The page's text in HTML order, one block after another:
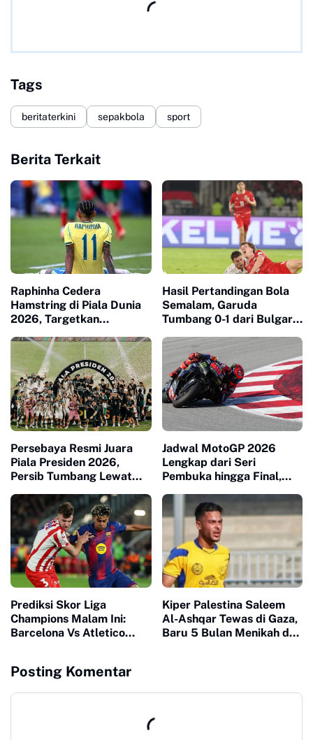
Tags
beritaterkini sepakbola sport
Berita Terkait
Raphinha Cedera
Hamstring di Piala Dunia
2026, Targetkan
Besar
Hasil Pertandingan Bola
Semalam, Garuda
Tumbang 0-1 dari Bulgaria
Persebaya Resmi Juara
Piala Presiden 2026,
Persib Tumbang Lewat
Jadwal MotoGP 2026
Lengkap dari Seri
Pembuka hingga Final,
Oktober
Prediksi Skor Liga
Champions Malam Ini:
Barcelona Vs Atletico
Kiper Palestina Saleem
Al-Ashqar Tewas di Gaza,
Baru 5 Bulan Menikah dan
Posting Komentar